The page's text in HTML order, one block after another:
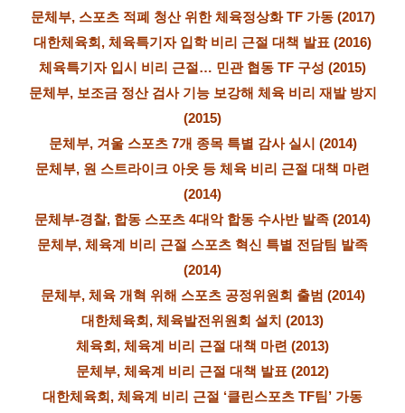
문체부, 스포츠 적폐 청산 위한 체육정상화 TF 가동 (2017)
대한체육회, 체육특기자 입학 비리 근절 대책 발표 (2016)
체육특기자 입시 비리 근절… 민관 협동 TF 구성 (2015)
문체부, 보조금 정산 검사 기능 보강해 체육 비리 재발 방지
(2015)
문체부, 겨울 스포츠 7개 종목 특별 감사 실시 (2014)
문체부, 원 스트라이크 아웃 등 체육 비리 근절 대책 마련
(2014)
문체부-경찰, 합동 스포츠 4대악 합동 수사반 발족 (2014)
문체부, 체육계 비리 근절 스포츠 혁신 특별 전담팀 발족
(2014)
문체부, 체육 개혁 위해 스포츠 공정위원회 출범 (2014)
대한체육회, 체육발전위원회 설치 (2013)
체육회, 체육계 비리 근절 대책 마련 (2013)
문체부, 체육계 비리 근절 대책 발표 (2012)
대한체육회, 체육계 비리 근절 ‘클린스포츠 TF팀’ 가동